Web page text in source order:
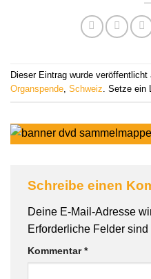
Dieser Eintrag wurde veröffentlicht
Organspende, Schweiz. Setze ein
Schreibe einen
Deine E-Mail-Adresse
Erforderliche Felder sind
Kommentar*